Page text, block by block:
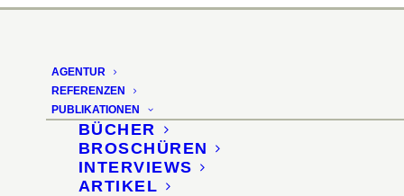
AGENTUR
REFERENZEN
PUBLIKATIONEN
BÜCHER
BROSCHÜREN
INTERVIEWS
ARTIKEL
Terracotta Solardachziegel
Terracotta
Solardachziegel
Unsichtbare